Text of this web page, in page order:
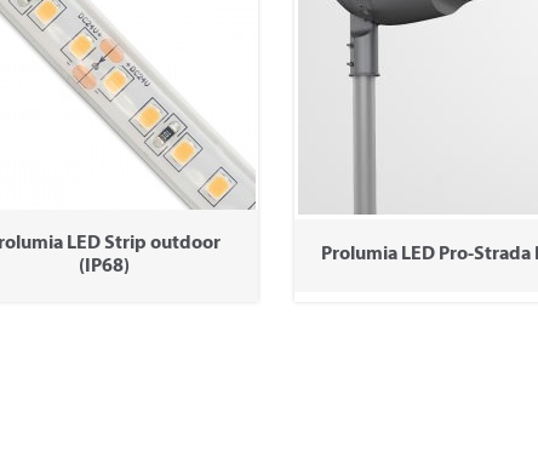
LED Strip outdoor
(IP68)
Prolumia LED Pro-Strada